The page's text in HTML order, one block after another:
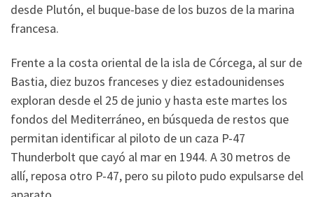
desde Plutón, el buque-base de los buzos de la marina
francesa.
Frente a la costa oriental de la isla de Córcega, al sur de
Bastia, diez buzos franceses y diez estadounidenses
exploran desde el 25 de junio y hasta este martes los
fondos del Mediterráneo, en búsqueda de restos que
permitan identificar al piloto de un caza P-47
Thunderbolt que cayó al mar en 1944. A 30 metros de
allí, reposa otro P-47, pero su piloto pudo expulsarse del